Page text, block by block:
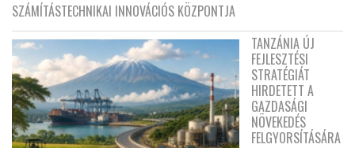
SZÁMÍTÁSTECHNIKAI INNOVÁCIÓS KÖZPONTJA
TANZÁNIA ÚJ
FEJLESZTÉSI
STRATÉGIÁT
HIRDETETT A
GAZDASÁGI
NÖVEKEDÉS
FELGYORSÍTÁSÁRA